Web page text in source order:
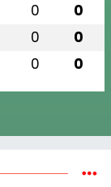
0 0
0 0
0 0